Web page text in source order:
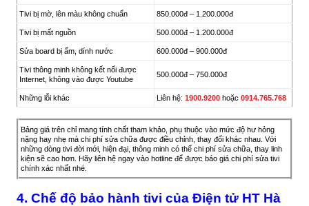
Tivi bị mờ, lên màu không chuẩn 850.000đ – 1.200.000đ
Tivi bị mất nguồn 500.000đ – 1.200.000đ
Sửa board bị ẩm, dính nước 600.000đ – 900.000đ
Tivi thông minh không kết nối được
Internet, không vào được Youtube
500.000đ – 750.000đ
Những lỗi khác Liên hệ: 1900.9200 hoặc 0914.765.768
Bảng giá trên chỉ mang tính chất tham khảo, phụ thuộc vào mức độ hư hỏng
nặng hay nhẹ mà chi phí sửa chữa được điều chỉnh, thay đổi khác nhau. Với
những dòng tivi đời mới, hiện đại, thông minh có thể chi phí sửa chữa, thay linh
kiện sẽ cao hơn. Hãy liên hệ ngay vào hotline để được báo giá chi phí sửa tivi
chính xác nhất nhé.
4. Chế độ bảo hành tivi của Điện tử HT Hà